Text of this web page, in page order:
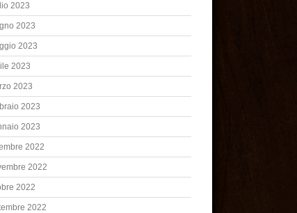
2023
2023
2023
2023
2023
2023
2023
2022
2022
2022
2022